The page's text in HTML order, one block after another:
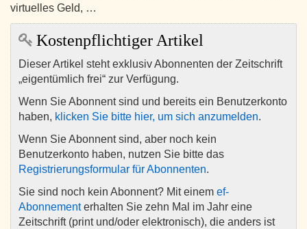
virtuelles Geld, …
Kostenpflichtiger Artikel
Dieser Artikel steht exklusiv Abonnenten der Zeitschrift
„eigentümlich frei“ zur Verfügung.
Wenn Sie Abonnent sind und bereits ein Benutzerkonto
haben, klicken Sie bitte hier, um sich anzumelden.
Wenn Sie Abonnent sind, aber noch kein
Benutzerkonto haben, nutzen Sie bitte das
Registrierungsformular für Abonnenten.
Sie sind noch kein Abonnent? Mit einem ef-
Abonnementerhalten Sie zehn Mal im Jahr eine
Zeitschrift (print und/oder elektronisch), die anders ist